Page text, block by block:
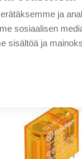
ja
sosiaalisen
sisältöä ja